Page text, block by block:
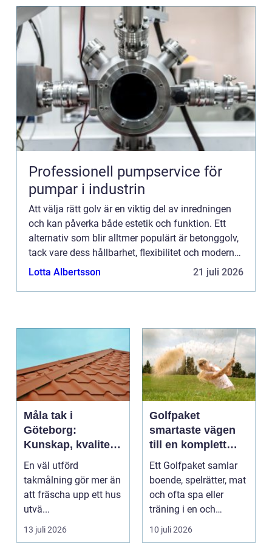
Professionell pumpservice för
pumpar i industrin
Att välja rätt golv är en viktig del av inredningen
och kan påverka både estetik och funktion. Ett
alternativ som blir alltmer populärt är betonggolv,
tack vare dess hållbarhet, flexibilitet och moderna
utse...
Lotta Albertsson 21 juli 2026
Måla tak i
Göteborg:
Kunskap, kvalitet
och långsiktigt
skydd vid
takmålning i
Göteborg
En väl utförd
takmålning gör mer än
att fräscha upp ett hus
utvä...
13 juli 2026
Golfpaket
smartaste vägen
till en komplett
golfupplevelse
Ett Golfpaket samlar
boende, spelrätter, mat
och ofta spa eller
träning i en och
samma bokning. För ...
10 juli 2026